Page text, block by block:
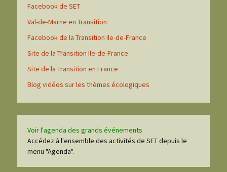
Facebook de SET
Val-de-Marne en Transition
Facebook de la Transition Ile-de-France
Site de la Transition Ile-de-France
Site de la Transition en France
Blog vidéos sur les thèmes écologiques
Voir l'agenda des grands événements
Accédez à l'ensemble des activités de SET depuis le
menu "Agenda".